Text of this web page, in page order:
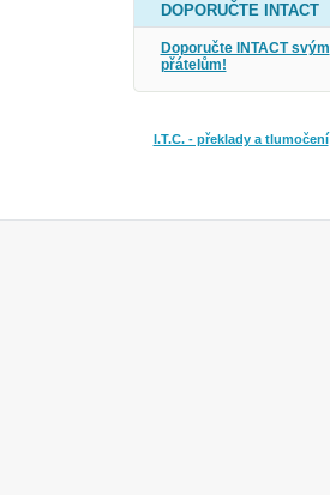
DOPORUČTE INTACT
Doporučte INTACT svým
přátelům!
I.T.C. - překlady a tlumočení